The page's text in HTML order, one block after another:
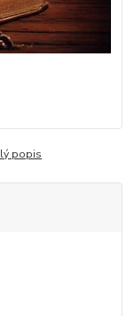
popis